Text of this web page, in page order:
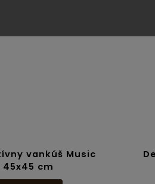
vankúš Music
45x45 cm